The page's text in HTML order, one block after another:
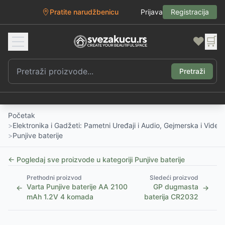
Pratite narudžbenicu Prijava Registracija
❤️ 🛒
Pretraži
Početak
>Elektronika i Gadžeti: Pametni Uređaji i Audio, Gejmerska i Video
>Punjive baterije
← Pogledaj sve proizvode u kategoriji Punjive baterije
←
Prethodni proizvod
Varta Punjive baterije AA 2100
mAh 1.2V 4 komada
Sledeći proizvod
GP dugmasta
baterija CR2032
→